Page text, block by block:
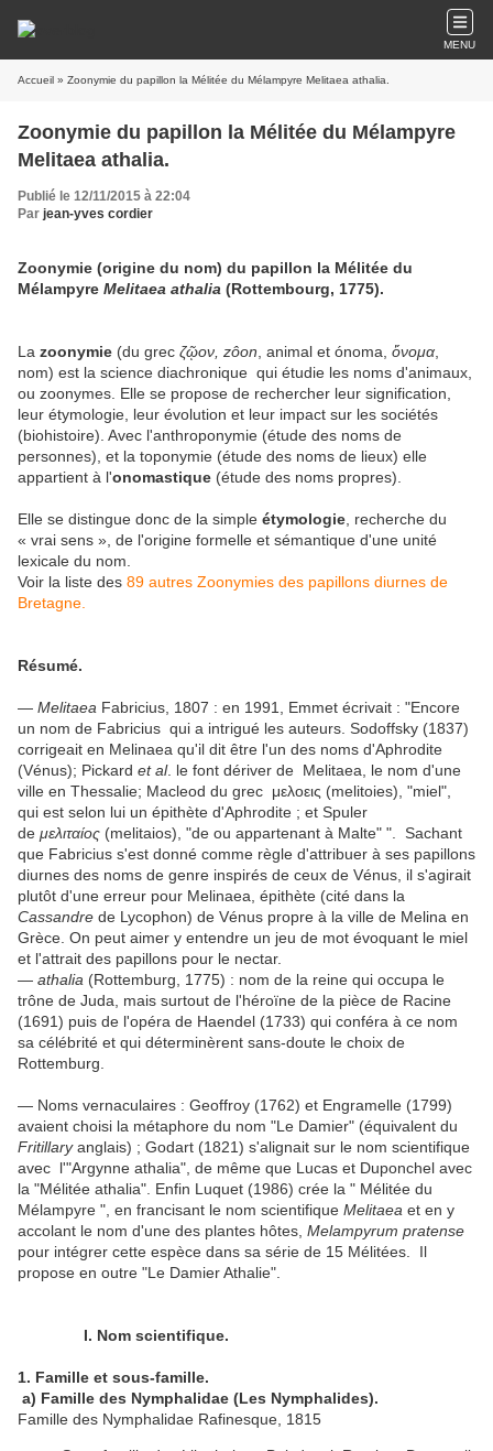
MENU
Accueil » Zoonymie du papillon la Mélitée du Mélampyre Melitaea athalia.
Zoonymie du papillon la Mélitée du Mélampyre
Melitaea athalia.
Publié le 12/11/2015 à 22:04
Par jean-yves cordier
Zoonymie (origine du nom) du papillon la Mélitée du
Mélampyre Melitaea athalia (Rottembourg, 1775).
La zoonymie (du grec ζῷον, zôon , animal et ónoma, ὄνομα
nom) est la science diachronique qui étudie les noms d'animaux,
ou zoonymes. Elle se propose de rechercher leur signification,
leur étymologie, leur évolution et leur impact sur les sociétés
(biohistoire). Avec l'anthroponymie (étude des noms de
personnes), et la toponymie (étude des noms de lieux) elle
appartient à l'onomastique (étude des noms propres).
Elle se distingue donc de la simple étymologie , recherche du
« vrai sens », de l'origine formelle et sémantique d'une unité
lexicale du nom.
Voir la liste des 89 autres Zoonymies des papillons diurnes de
Bretagne.
Résumé.
— Melitaea Fabricius, 1807 : en 1991, Emmet écrivait : "Encore
un nom de Fabricius qui a intrigué les auteurs. Sodoffsky (1837)
corrigeait en Melinaea qu'il dit être l'un des noms d'Aphrodite
(Vénus); Pickard et al. le font dériver de Melitaea, le nom d'une
ville en Thessalie; Macleod du grec μελοεις (melitoies), "miel",
qui est selon lui un épithète d'Aphrodite ; et Spuler
de μελιταίος (melitaios), "de ou appartenant à Malte" ". Sachant
que Fabricius s'est donné comme règle d'attribuer à ses papillons
diurnes des noms de genre inspirés de ceux de Vénus, il s'agirait
plutôt d'une erreur pour Melinaea, épithète (cité dans la
Cassandre de Lycophon) de Vénus propre à la ville de Melina en
Grèce. On peut aimer y entendre un jeu de mot évoquant le miel
et l'attrait des papillons pour le nectar.
— athalia (Rottemburg, 1775) : nom de la reine qui occupa le
trône de Juda, mais surtout de l'héroïne de la pièce de Racine
(1691) puis de l'opéra de Haendel (1733) qui conféra à ce nom
sa célébrité et qui déterminèrent sans-doute le choix de
Rottemburg.
— Noms vernaculaires : Geoffroy (1762) et Engramelle (1799)
avaient choisi la métaphore du nom "Le Damier" (équivalent du
Fritillaryanglais) ; Godart (1821) s'alignait sur le nom scientifique
avec l'"Argynne athalia", de même que Lucas et Duponchel avec
la "Mélitée athalia". Enfin Luquet (1986) crée la " Mélitée du
Mélampyre ", en francisant le nom scientifique Melitaea et en y
accolant le nom d'une des plantes hôtes, Melampyrum pratense
pour intégrer cette espèce dans sa série de 15 Mélitées. Il
propose en outre "Le Damier Athalie".
I. Nom scientifique.
1. Famille et sous-famille.
a) Famille des Nymphalidae (Les Nymphalides).
Famille des Nymphalidae Rafinesque, 1815